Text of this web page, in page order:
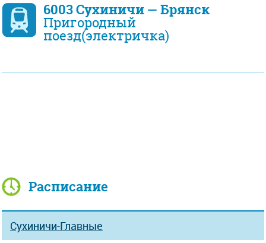
6003 Сухиничи — Брянск
Пригородный
поезд(электричка)
Расписание
Сухиничи-Главные